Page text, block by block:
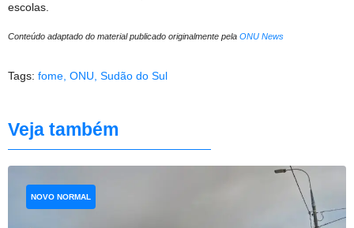
escolas.
Conteúdo adaptado do material publicado originalmente pela ONU News
Tags: fome ONU Sudão do Sul
Veja também
NOVO NORMAL